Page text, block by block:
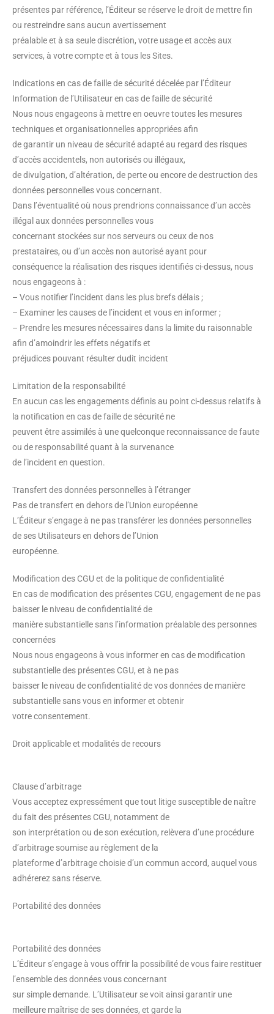
présentes par référence, l’Éditeur se réserve le droit de mettre fin
ou restreindre sans aucun avertissement
préalable et à sa seule discrétion, votre usage et accès aux
services, à votre compte et à tous les Sites.
Indications en cas de faille de sécurité décelée par l’Éditeur
Information de l’Utilisateur en cas de faille de sécurité
Nous nous engageons à mettre en oeuvre toutes les mesures
techniques et organisationnelles appropriées afin
de garantir un niveau de sécurité adapté au regard des risques
d’accès accidentels, non autorisés ou illégaux,
de divulgation, d’altération, de perte ou encore de destruction des
données personnelles vous concernant.
Dans l’éventualité où nous prendrions connaissance d’un accès
illégal aux données personnelles vous
concernant stockées sur nos serveurs ou ceux de nos
prestataires, ou d’un accès non autorisé ayant pour
conséquence la réalisation des risques identifiés ci-dessus, nous
nous engageons à :
– Vous notifier l’incident dans les plus brefs délais ;
– Examiner les causes de l’incident et vous en informer ;
– Prendre les mesures nécessaires dans la limite du raisonnable
afin d’amoindrir les effets négatifs et
préjudices pouvant résulter dudit incident
Limitation de la responsabilité
En aucun cas les engagements définis au point ci-dessus relatifs à
la notification en cas de faille de sécurité ne
peuvent être assimilés à une quelconque reconnaissance de faute
ou de responsabilité quant à la survenance
de l’incident en question.
Transfert des données personnelles à l’étranger
Pas de transfert en dehors de l’Union européenne
L’Éditeur s’engage à ne pas transférer les données personnelles
de ses Utilisateurs en dehors de l’Union
européenne.
Modification des CGU et de la politique de confidentialité
En cas de modification des présentes CGU, engagement de ne pas
baisser le niveau de confidentialité de
manière substantielle sans l’information préalable des personnes
concernées
Nous nous engageons à vous informer en cas de modification
substantielle des présentes CGU, et à ne pas
baisser le niveau de confidentialité de vos données de manière
substantielle sans vous en informer et obtenir
votre consentement.
Droit applicable et modalités de recours
Clause d’arbitrage
Vous acceptez expressément que tout litige susceptible de naître
du fait des présentes CGU, notamment de
son interprétation ou de son exécution, relèvera d’une procédure
d’arbitrage soumise au règlement de la
plateforme d’arbitrage choisie d’un commun accord, auquel vous
adhérerez sans réserve.
Portabilité des données
Portabilité des données
L’Éditeur s’engage à vous offrir la possibilité de vous faire restituer
l’ensemble des données vous concernant
sur simple demande. L’Utilisateur se voit ainsi garantir une
meilleure maîtrise de ses données, et garde la